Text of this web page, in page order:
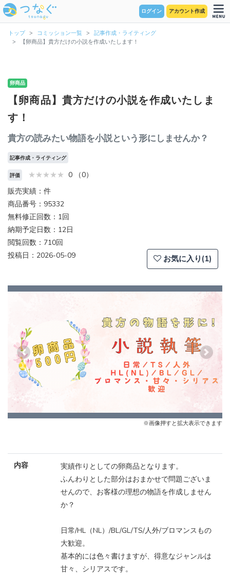
ログイン アカウント作成
トップ コミッション一覧
記事作成・ライティング
【卵商品】貴方だけの小説を作成いたします！
卵商品
【卵商品】貴方だけの小説を作成いたしま
す！
貴方の読みたい物語を小説という形にしませんか？
記事作成・ライティング
評価
0 （0）
販売実績：件
商品番号：95332
無料修正回数：1回
納期予定日数：12日
閲覧回数：710回
投稿日：2026-05-09
お気に入り(1)
Previous Next
※画像押すと拡大表示できます
内容
実績作りとしての卵商品となります。
ふんわりとした部分はおまかせで問題ございま
せんので、お客様の理想の物語を作成しません
か？
日常/HL（NL）/BL/GL/TS/人外/ブロマンスもの
大歓迎。
基本的には色々書けますが、得意なジャンルは
甘々、シリアスです。